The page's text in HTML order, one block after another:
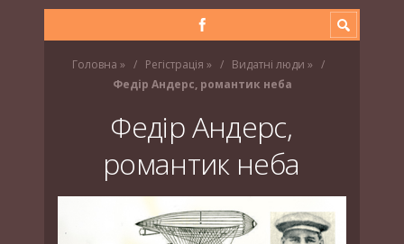
Головна » Регістрація » Видатні люди »
Федір Андерс, романтик неба
Федір Андерс,
романтик неба